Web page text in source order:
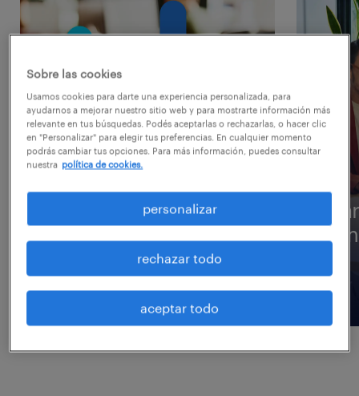
para talentos /
candidatos
Sobre las cookies
Usamos cookies para darte una experiencia personalizada, para
ayudarnos a mejorar nuestro sitio web y para mostrarte información más
relevante en tus búsquedas. Podés aceptarlas o rechazarlas, o hacer clic
en "Personalizar" para elegir tus preferencias. En cualquier momento
podrás cambiar tus opciones. Para más información, puedes consultar
nuestra política de cookies.
personalizar
rechazar todo
aceptar todo